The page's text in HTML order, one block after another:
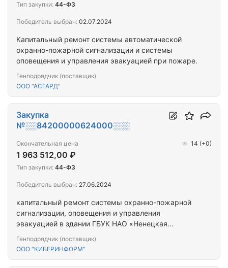
Капитальный ремонт системы автоматической
охранно-пожарной сигнализации и системы
оповещения и управления эвакуацией при пожаре.
Генподрядчик (поставщик)
ООО "АСГАРД"
Тип закупки: 44-ФЗ
Победитель выбран: 02.07.2024
капитальный ремонт системы охранно-пожарной
сигнализации, оповещения и управления
эвакуацией в здании ГБУК НАО «Ненецкая
адресу г. Нарьян-Мар, ул. Победы д. 8
Генподрядчик (поставщик)
ООО "КИБЕРИНФОРМ"
Закупка
№░░84200000624000░░░
Окончательная цена
1 963 512,00 ₽
14 (+0)
Тип закупки: 44-ФЗ
Победитель выбран: 27.06.2024